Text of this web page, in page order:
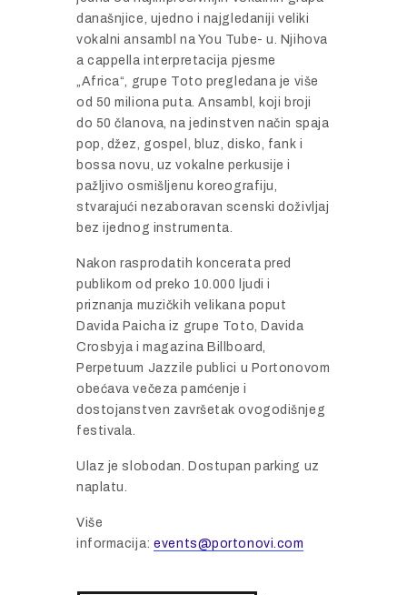
današnjice, ujedno i najgledaniji veliki
vokalni ansambl na You Tube- u. Njihova
a cappella interpretacija pjesme
„Africa“, grupe Toto pregledana je više
od 50 miliona puta. Ansambl, koji broji
do 50 članova, na jedinstven način spaja
pop, džez, gospel, bluz, disko, fank i
bossa novu, uz vokalne perkusije i
pažljivo osmišljenu koreografiju,
stvarajući nezaboravan scenski doživljaj
bez ijednog instrumenta.
Nakon rasprodatih koncerata pred
publikom od preko 10.000 ljudi i
priznanja muzičkih velikana poput
Davida Paicha iz grupe Toto, Davida
Crosbyja i magazina Billboard,
Perpetuum Jazzile publici u Portonovom
obećava večeza pamćenje i
dostojanstven završetak ovogodišnjeg
festivala.
Ulaz je slobodan. Dostupan parking uz
naplatu.
Više
informacija:events@portonovi.com